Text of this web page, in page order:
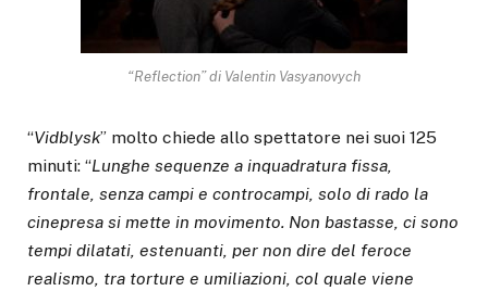
“Reflection” di Valentin Vasyanovych
“Vidblysk” molto chiede allo spettatore nei suoi 125
minuti: “Lunghe sequenze a inquadratura fissa,
frontale, senza campi e controcampi, solo di rado la
cinepresa si mette in movimento. Non bastasse, ci sono
tempi dilatati, estenuanti, per non dire del feroce
realismo, tra torture e umiliazioni, col quale viene